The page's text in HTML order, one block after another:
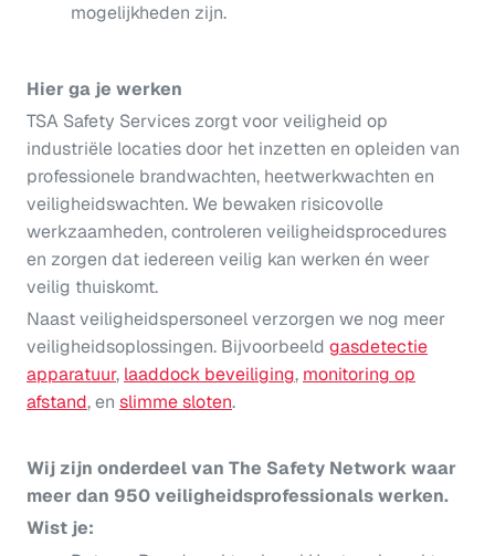
mogelijkheden zijn.
Hier ga je werken
TSA Safety Services zorgt voor veiligheid op
industriële locaties door het inzetten en opleiden van
professionele brandwachten, heetwerkwachten en
veiligheidswachten. We bewaken risicovolle
werkzaamheden, controleren veiligheidsprocedures
en zorgen dat iedereen veilig kan werken én weer
veilig thuiskomt.
Naast veiligheidspersoneel verzorgen we nog meer
veiligheidsoplossingen. Bijvoorbeeld gasdetectie
apparatuur, laaddock beveiliging, monitoring op
afstand, en slimme sloten.
Wij zijn onderdeel van The Safety Network waar
meer dan 950 veiligheidsprofessionals werken.
Wist je: